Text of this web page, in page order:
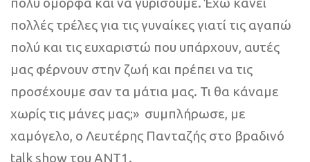
πολλές τρέλες για τις γυναίκες γιατί τις αγαπώ
πολύ και τις ευχαριστώ που υπάρχουν, αυτές
μας φέρνουν στην ζωή και πρέπει να τις
προσέχουμε σαν τα μάτια μας. Τι θα κάναμε
χωρίς τις μάνες μας;» συμπλήρωσε, με
χαμόγελο, ο Λευτέρης Πανταζής στο βραδινό
talk show του ΑΝΤ1.